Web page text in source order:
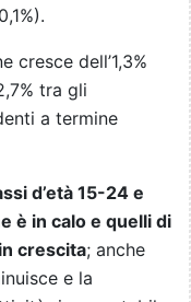
cresce dell’1,3%
tra gli
a termine
d’età 15-24 e
è in calo e quelli di
crescita; anche
e la